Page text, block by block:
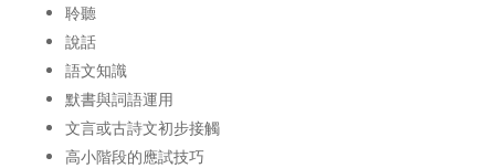
聆聽
說話
語文知識
默書與詞語運用
文言或古詩文初步接觸
高小階段的應試技巧